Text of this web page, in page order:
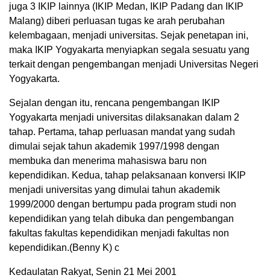
juga 3 IKIP lainnya (IKIP Medan, IKIP Padang dan IKIP
Malang) diberi perluasan tugas ke arah perubahan
kelembagaan, menjadi universitas. Sejak penetapan ini,
maka IKIP Yogyakarta menyiapkan segala sesuatu yang
terkait dengan pengembangan menjadi Universitas Negeri
Yogyakarta.
Sejalan dengan itu, rencana pengembangan IKIP
Yogyakarta menjadi universitas dilaksanakan dalam 2
tahap. Pertama, tahap perluasan mandat yang sudah
dimulai sejak tahun akademik 1997/1998 dengan
membuka dan menerima mahasiswa baru non
kependidikan. Kedua, tahap pelaksanaan konversi IKIP
menjadi universitas yang dimulai tahun akademik
1999/2000 dengan bertumpu pada program studi non
kependidikan yang telah dibuka dan pengembangan
fakultas fakultas kependidikan menjadi fakultas non
kependidikan.(Benny K) c
Kedaulatan Rakyat, Senin 21 Mei 2001